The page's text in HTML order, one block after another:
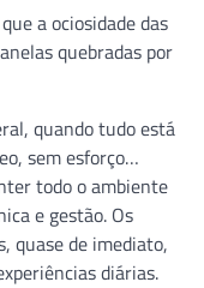
a ociosidade das
quebradas por
quando tudo está
sem esforço…
todo o ambiente
e gestão. Os
quase de imediato,
diárias.